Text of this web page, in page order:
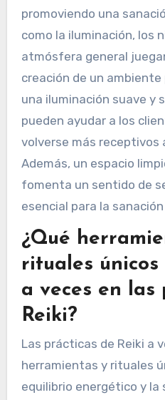
promoviendo una
como la iluminación, los
atmósfera general
creación de un ambiente
una iluminación suave y
pueden ayudar a los
volverse más receptivos
Además, un espacio
fomenta un sentido de
esencial para la
¿Qué
rituales
a veces en las
Reiki?
Las prácticas de Reiki a
herramientas y rituales
equilibrio energético y la